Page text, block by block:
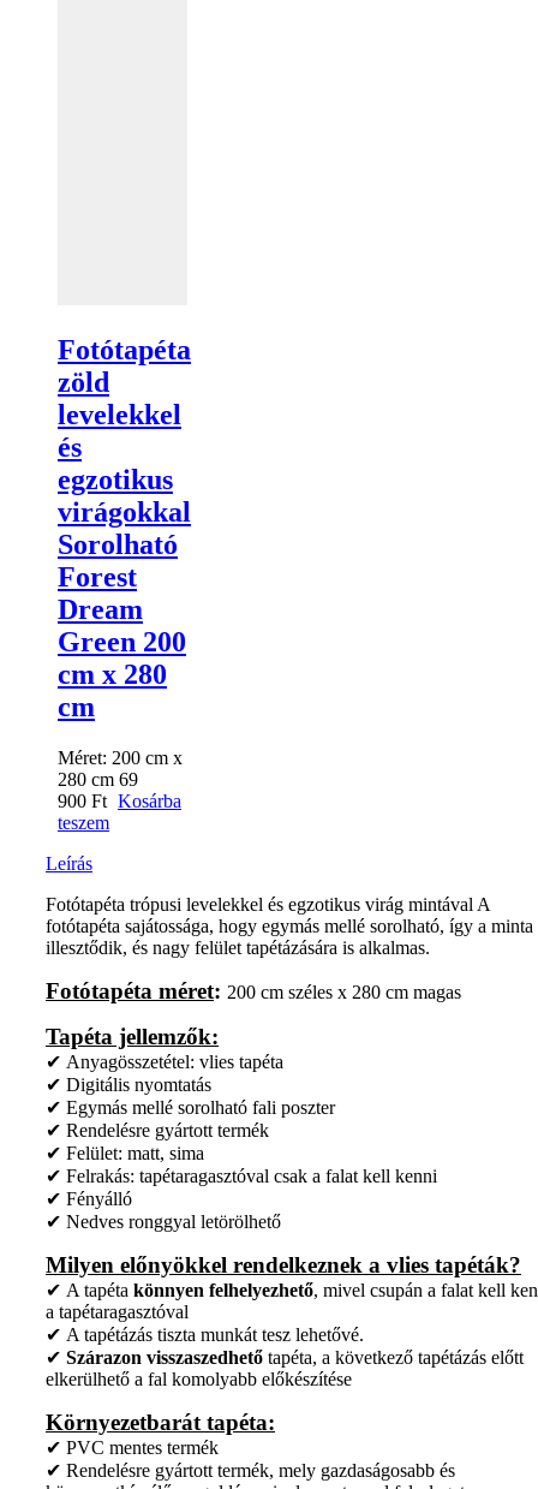
Fotótapéta
zöld
levelekkel
és
egzotikus
virágokkal
Sorolható
Forest
Dream
Green 200
cm x 280
cm
Méret: 200 cm x
280 cm 69
900 Ft Kosárba
teszem
Leírás
Fotótapéta trópusi levelekkel és egzotikus virág mintával A
fotótapéta sajátossága, hogy egymás mellé sorolható, így a minta
illesztődik, és nagy felület tapétázására is alkalmas.
Fotótapéta méret: 200 cm széles x 280 cm magas
Tapéta jellemzők:
✔ Anyagösszetétel: vlies tapéta
✔ Digitális nyomtatás
✔ Egymás mellé sorolható fali poszter
✔ Rendelésre gyártott termék
✔ Felület: matt, sima
✔ Felrakás: tapétaragasztóval csak a falat kell kenni
✔ Fényálló
✔ Nedves ronggyal letörölhető
Milyen előnyökkel rendelkeznek a vlies tapéták?
✔ A tapéta könnyen felhelyezhető, mivel csupán a falat kell
a tapétaragasztóval
✔ A tapétázás tiszta munkát tesz lehetővé.
✔ Szárazon visszaszedhető tapéta, a következő tapétázás előtt
elkerülhető a fal komolyabb előkészítése
Környezetbarát tapéta:
✔ PVC mentes termék
✔ Rendelésre gyártott termék, mely gazdaságosabb és